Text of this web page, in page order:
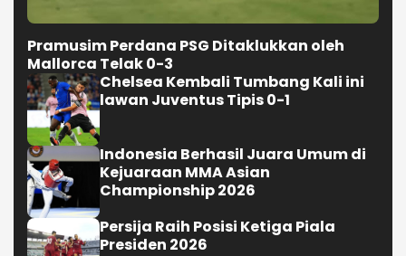
Pramusim Perdana PSG Ditaklukkan oleh
Mallorca Telak 0-3
Chelsea Kembali Tumbang Kali ini
lawan Juventus Tipis 0-1
Indonesia Berhasil Juara Umum di
Kejuaraan MMA Asian
Championship 2026
Persija Raih Posisi Ketiga Piala
Presiden 2026